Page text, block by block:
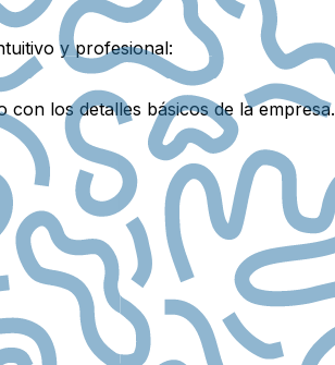
y profesional:
los detalles básicos de la empresa.